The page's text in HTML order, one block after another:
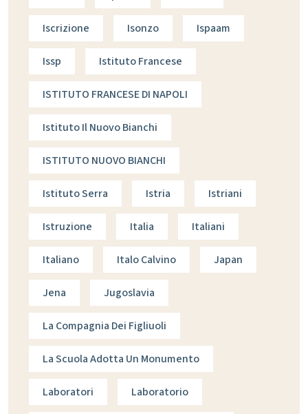
Iscrizione Isonzo Ispaam
Issp Istituto Francese
ISTITUTO FRANCESE DI NAPOLI
Istituto Il Nuovo Bianchi
ISTITUTO NUOVO BIANCHI
Istituto Serra Istria Istriani
Istruzione Italia Italiani
Italiano Italo Calvino Japan
Jena Jugoslavia
La Compagnia Dei Figliuoli
La Scuola Adotta Un Monumento
Laboratori Laboratorio